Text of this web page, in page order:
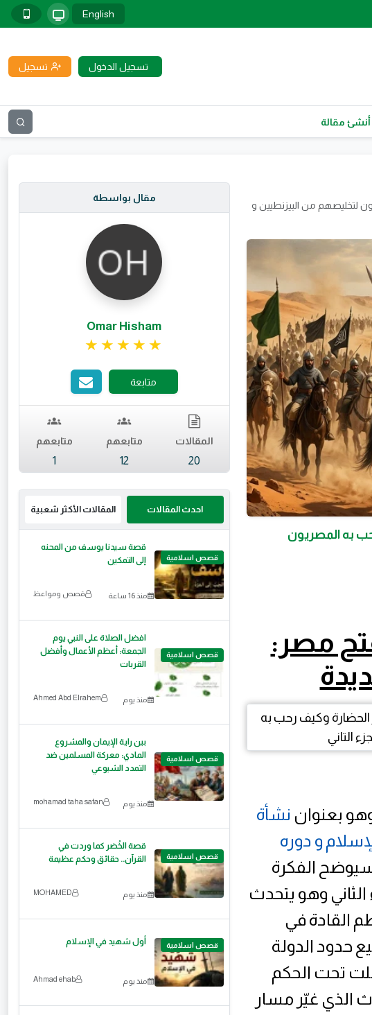
English
تسجيل الدخول تسجيل
أنشئ مقالة
لتخليصهم من البيزنطيين و
به المصريون
مصر:
بعنوان نشأة
و دوره
سيوضح الفكرة
الثاني وهو يتحدث
القادة في
حدود الدولة
تحت الحكم
الذي غيّر مسار
مقال بواسطة
Omar Hisham
تقييم 5 من 5.
متابعة
المقالات
20
متابعهم
12
متابعهم
1
احدث المقالات المقالات الأكثر شعبية
قصص اسلامية
قصة سيدنا يوسف من المحنه
إلى التمكين
منذ 16 ساعة قصص ومواعظ
قصص اسلامية
افضل الصلاة على النبي يوم
الجمعة: أعظم الأعمال وأفضل
القربات
منذ يوم Ahmed Abd Elrahem
قصص اسلامية
بين راية الإيمان والمشروع
المادي: معركة المسلمين ضد
التمدد الشيوعي
منذ يوم mohamad taha safan
قصص اسلامية
قصة الخُضر كما وردت في
القرآن.. حقائق وحكم عظيمة
منذ يوم MOHAMED
قصص اسلامية أول شهيد في الإسلام
منذ يوم Ahmad ehab